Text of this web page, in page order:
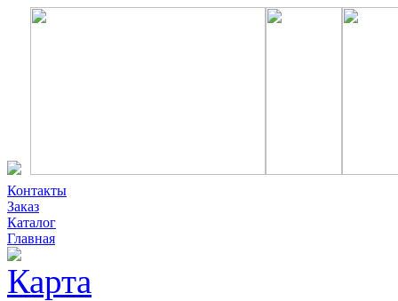
Контакты
Заказ
Каталог
Главная